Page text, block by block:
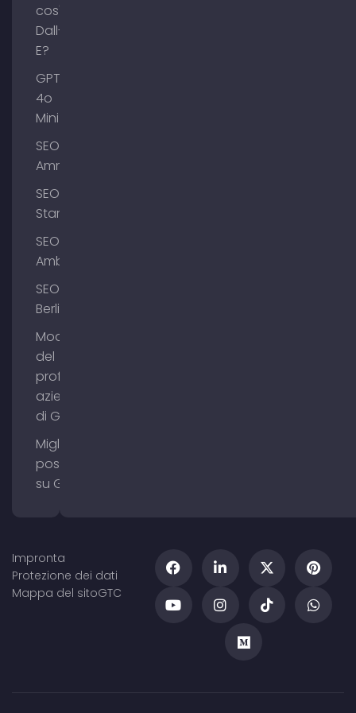
cos'è
Dall-
E?
GPT-
4o
Mini
SEO
Ammersee
SEO
Starnberg
SEO
Amburgo
SEO
Berlino
Modifica
del
profilo
aziendale
di Google
Migliorare il
posizionamento
su Google Maps
Impronta
Protezione dei dati
Mappa del sitoGTC